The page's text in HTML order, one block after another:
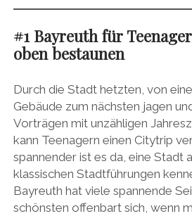
#1 Bayreuth für
oben bestaunen
Durch die Stadt hetzten, von
Gebäude zum nächsten jagen
Vorträgen mit unzähligen
kann Teenagern einen Citytrip
spannender ist es da, eine Stadt
klassischen Stadtführungen
Bayreuth hat viele spannende
schönsten offenbart sich, wenn